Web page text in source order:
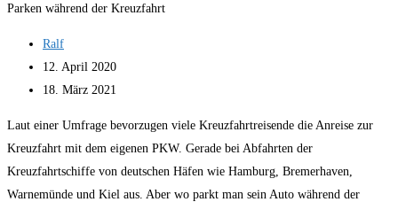
Parken während der Kreuzfahrt
Beitrags-
Autor:
Ralf
Beitrag
veröffentlicht:
12. April 2020
Beitrag
18. März 2021
Laut einer Umfrage bevorzugen viele Kreuzfahrtreisende die Anreise zur
Kreuzfahrt mit dem eigenen PKW. Gerade bei Abfahrten der
Kreuzfahrtschiffe von deutschen Häfen wie Hamburg, Bremerhaven,
Warnemünde und Kiel aus. Aber wo parkt man sein Auto während der